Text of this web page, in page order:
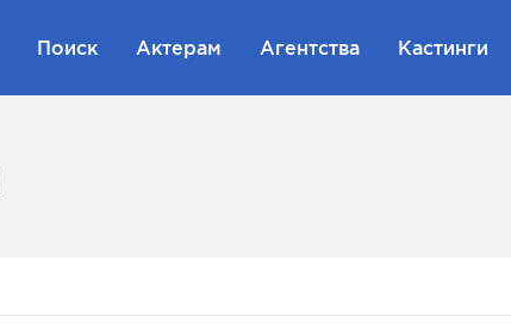
Поиск Актерам Агентства Кастинги